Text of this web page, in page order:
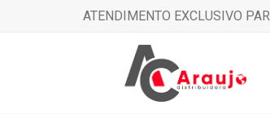
ATENDIMENTO EXCLUSIVO